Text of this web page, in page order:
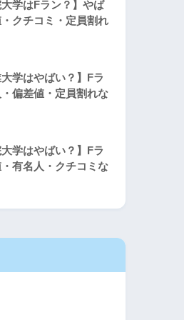
大学はFラン？】やば
クチコミ・定員割れ
大学はやばい？】Fラ
偏差値・定員割れな
大学はやばい？】Fラ
有名人・クチコミな